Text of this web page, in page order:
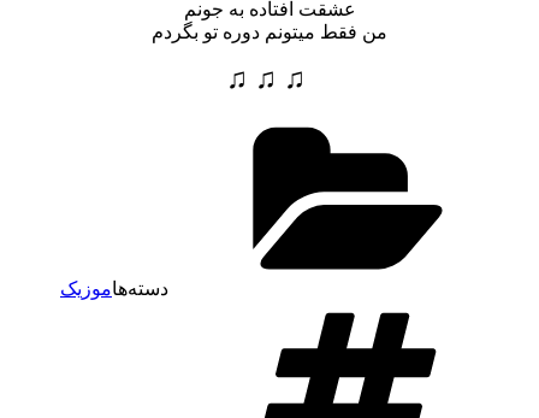
عشقت افتاده به جونم
من فقط میتونم دوره تو بگردم
♫ ♫ ♫
دسته‌هاموزیک